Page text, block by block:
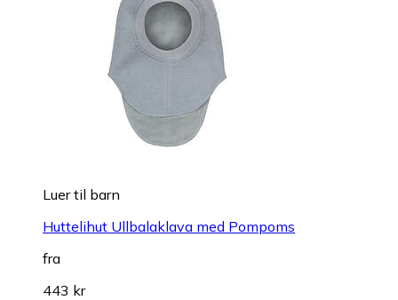
Luer til barn
Huttelihut Ullbalaklava med Pompoms
fra
443 kr